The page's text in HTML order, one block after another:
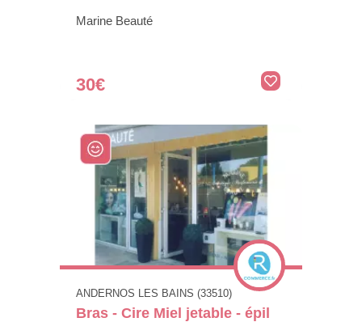
Marine Beauté
30€
ANDERNOS LES BAINS (33510)
Bras - Cire Miel jetable - épil